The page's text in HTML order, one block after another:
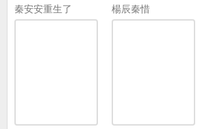
秦安安重生了 楊辰秦惜